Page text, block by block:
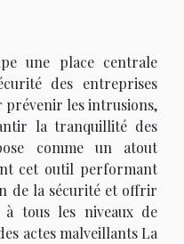
une place centrale
des entreprises
prévenir les intrusions,
la tranquillité des
comme un atout
cet outil performant
de la sécurité et offrir
tous les niveaux de
actes malveillants La